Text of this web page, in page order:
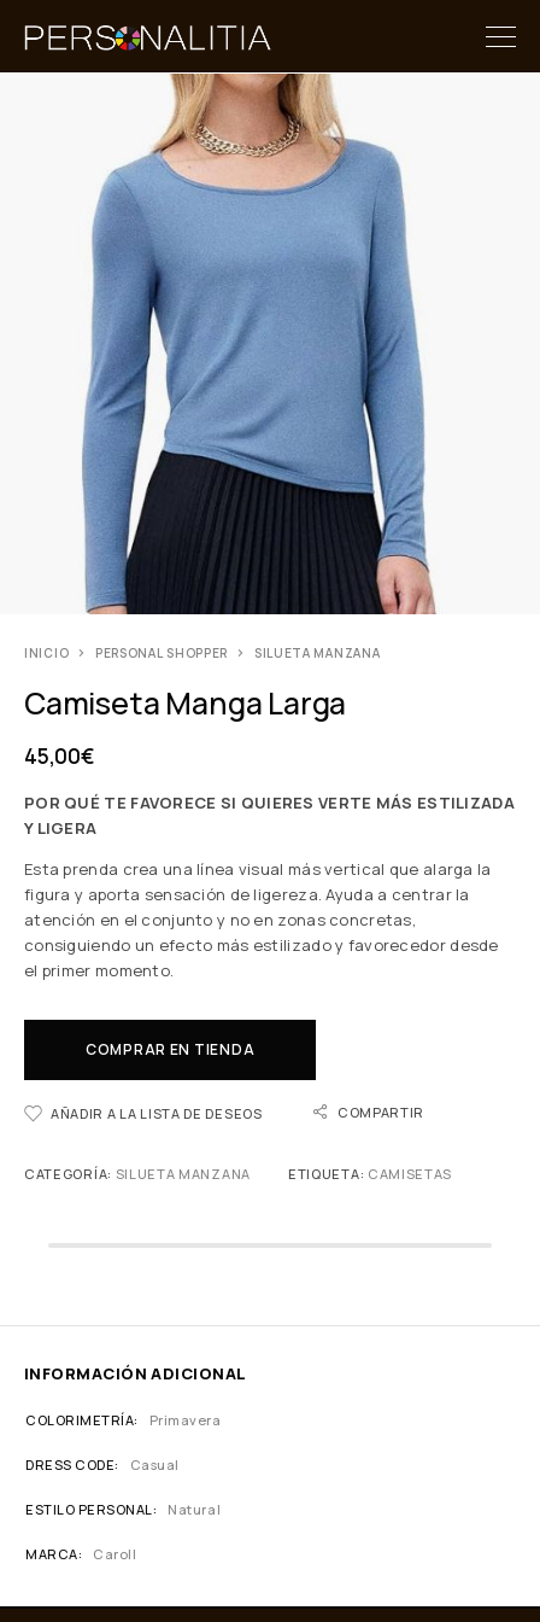
INICIO PERSONAL SHOPPER SILUETA MANZANA
Camiseta Manga Larga
45,00€
POR QUÉ TE FAVORECE SI QUIERES VERTE MÁS ESTILIZADA
Y LIGERA
Esta prenda crea una línea visual más vertical que alarga la
figura y aporta sensación de ligereza. Ayuda a centrar la
atención en el conjunto y no en zonas concretas,
consiguiendo un efecto más estilizado y favorecedor desde
el primer momento.
COMPRAR EN TIENDA
AÑADIR A LA LISTA DE DESEOS COMPARTIR
CATEGORÍA: SILUETA MANZANA ETIQUETA: CAMISETAS
INFORMACIÓN ADICIONAL
COLORIMETRÍA Primavera
DRESS CODE Casual
ESTILO PERSONAL Natural
MARCA Caroll